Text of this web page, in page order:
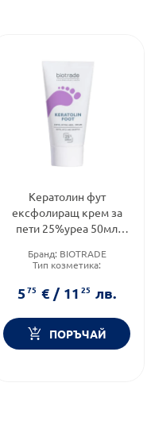
Кератолин фут
ексфолиращ крем за
пети 25%уреа 50мл
Бранд: BIOTRADE
Тип козметика:
Тип продукт:Крем
575 € / 1125 лв.
ПОРЪЧАЙ